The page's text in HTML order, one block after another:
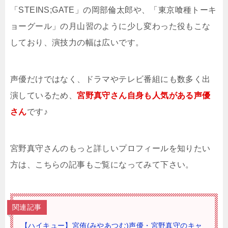
「STEINS;GATE」の岡部倫太郎や、「東京喰種トーキ
ョーグール」の月山習のように少し変わった役もこな
しており、演技力の幅は広いです。
声優だけではなく、ドラマやテレビ番組にも数多く出
演しているため、宮野真守さん自身も人気がある声優
さんです♪
宮野真守さんのもっと詳しいプロフィールを知りたい
方は、こちらの記事もご覧になってみて下さい。
関連記事
【ハイキュー】宮侑(みやあつむ)声優・宮野真守のキャ